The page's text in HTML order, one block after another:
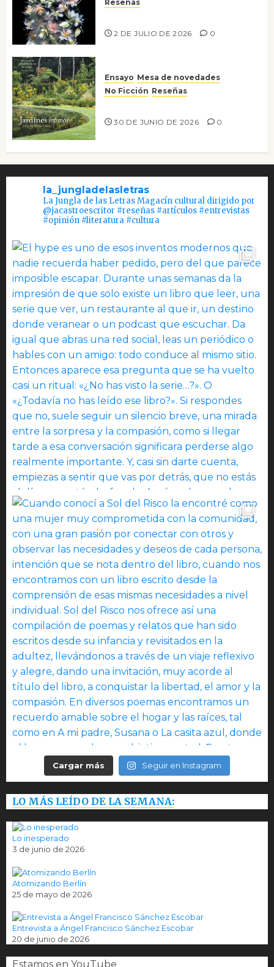
Reseñas
2 DE JULIO DE 2026 0
Ensayo Mesa de novedades
No Ficción Reseñas
30 DE JUNIO DE 2026 0
la_jungladelasletras
La Jungla de las Letras Magacín cultural dirigido por
@jacastroescritor #reseñas #artículos #entrevistas
#opinión #literatura #cultura
Cargar más Seguir en Instagram
LO MÁS LEÍDO DE LA SEMANA:
Lo inesperado
3 de junio de 2026
Atomizando Berlín
25 de mayo de 2026
Entrevista a Ángel Francisco Sánchez Escobar
20 de junio de 2026
Estamos en YouTube